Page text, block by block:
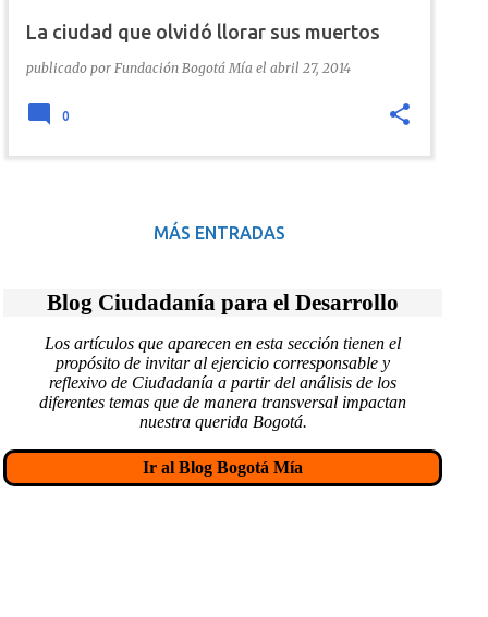
s
La ciudad que olvidó llorar sus muertos
publicado por Fundación Bogotá Mía el abril 27, 2014
0
MÁS ENTRADAS
Blog Ciudadanía para el Desarrollo
Los artículos que aparecen en esta sección tienen el
propósito de invitar al ejercicio corresponsable y
reflexivo de Ciudadanía a partir del análisis de los
diferentes temas que de manera transversal impactan
nuestra querida Bogotá.
Ir al Blog Bogotá Mía